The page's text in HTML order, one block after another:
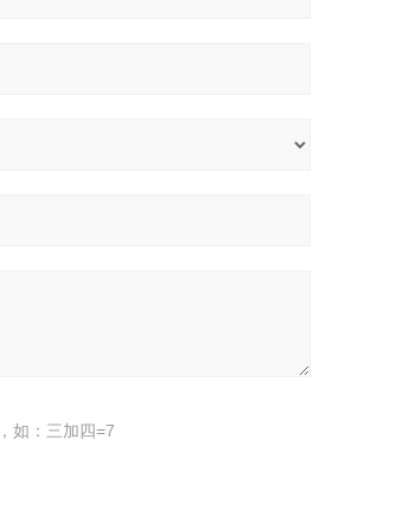
如：三加四=7